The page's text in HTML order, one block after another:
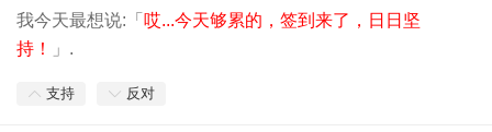
我今天最想说:「 哎...今天够累的，签到来了，日日坚
持！
」.
支持 反对